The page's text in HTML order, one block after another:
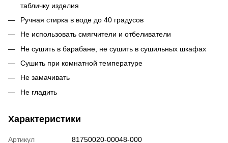
табличку изделия
Ручная стирка в воде до 40 градусов
Не использовать смягчители и отбеливатели
Не сушить в барабане, не сушить в сушильных шкафах
Сушить при комнатной температуре
Не замачивать
Не гладить
Характеристики
Артикул
81750020-00048-000